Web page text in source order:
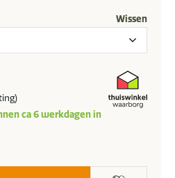
Wissen
ca 6 werkdagen in